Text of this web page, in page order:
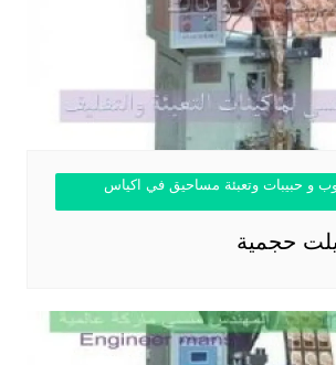
و حبيبات وتعبئة مساحيق في اكياس
حجمية